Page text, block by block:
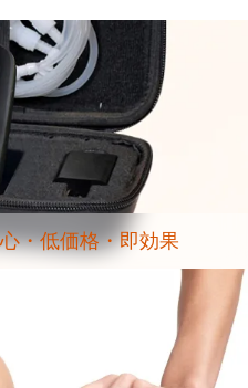
・低価格・即効果